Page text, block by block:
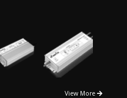
View More